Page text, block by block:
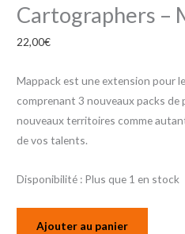
Cartographers –
22,00€
Mappack est une extension pour
comprenant 3 nouveaux packs de
nouveaux territoires comme
de vos talents.
Disponibilité : Plus que 1 en stock
Ajouter au panier